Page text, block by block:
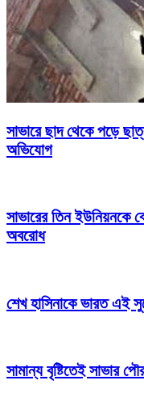
সাভারে ছাদ থেকে পড়ে
অভিযোগ
সাভারের তিন ইউনিয়নকে
অবরোধ
শেখ হাসিনাকে ভারত এই
সামান্য বৃষ্টিতেই সাভার